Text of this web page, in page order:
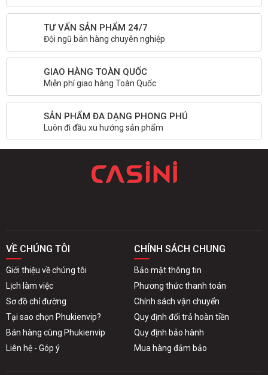
TƯ VẤN SẢN PHẨM 24/7
Đội ngũ bán hàng chuyên nghiệp
GIAO HÀNG TOÀN QUỐC
Miễn phí giao hàng Toàn Quốc
SẢN PHẨM ĐA DẠNG PHONG PHÚ
Luôn đi đầu xu hướng sản phẩm
VỀ CHÚNG TÔI
Giới thiệu về chúng tôi
Lịch làm việc
Sơ đồ chỉ đường
Tại sao chọn Phukienvip?
Bán hàng cùng Phukienvip
Liên hệ - Góp ý
CHÍNH SÁCH CHUNG
Bảo mật thông tin
Phương thức thanh toán
Chính sách vận chuyển
Quy định đổi trả hoàn tiền
Quy định bảo hành
Mua hàng đảm bảo